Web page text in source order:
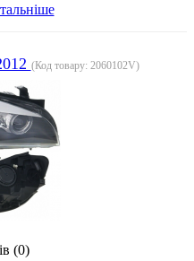
(Код товару: 2060102V)
(0)